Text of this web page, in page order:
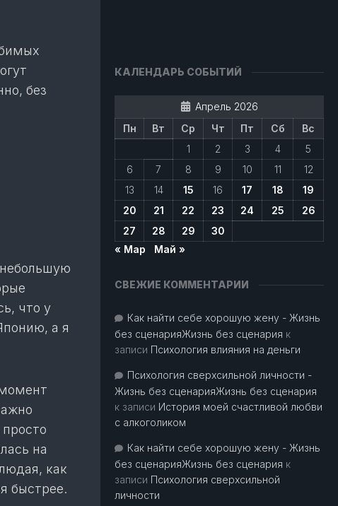
без
что у
а я
на
как
быстрее.
КАЛЕНДАРЬ СОБЫТИЙ
Апрель 2026
Пн
Вт Ср Чт Пт Сб
Вс
1
2 3 4
5
6
7 8 9 10 11
12
13
14 15 16 17 18
19
20
21 22 23 24 25
26
27
28 29
30
« Мар
Май »
СВЕЖИЕ КОММЕНТАРИИ
Как найти себе хорошую жену - Жизнь
без сценарияЖизнь без сценария к
записи Психология влияния на деньги
Психология сверхсильной личности -
Жизнь без сценарияЖизнь без сценария
к записи История моей счастливой любви
с алкоголиком
Как найти себе хорошую жену - Жизнь
без сценарияЖизнь без сценария к
записи Психология сверхсильной
личности